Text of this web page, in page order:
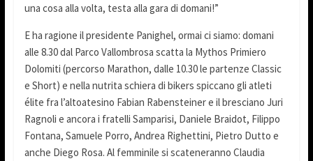
una cosa alla volta, testa alla gara di domani!”
E ha ragione il presidente Panighel, ormai ci siamo: domani
alle 8.30 dal Parco Vallombrosa scatta la Mythos Primiero
Dolomiti (percorso Marathon, dalle 10.30 le partenze Classic
e Short) e nella nutrita schiera di bikers spiccano gli atleti
élite fra l’altoatesino Fabian Rabensteiner e il bresciano Juri
Ragnoli e ancora i fratelli Samparisi, Daniele Braidot, Filippo
Fontana, Samuele Porro, Andrea Righettini, Pietro Dutto e
anche Diego Rosa. Al femminile si scateneranno Claudia